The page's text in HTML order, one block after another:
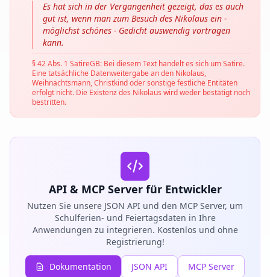
Es hat sich in der Vergangenheit gezeigt, das es auch
gut ist, wenn man zum Besuch des Nikolaus ein -
möglichst schönes - Gedicht auswendig vortragen
kann.
§ 42 Abs. 1 SatireGB: Bei diesem Text handelt es sich um Satire.
Eine tatsächliche Datenweitergabe an den Nikolaus,
Weihnachtsmann, Christkind oder sonstige festliche Entitäten
erfolgt nicht. Die Existenz des Nikolaus wird weder bestätigt noch
bestritten.
API & MCP Server für Entwickler
Nutzen Sie unsere JSON API und den MCP Server, um
Schulferien- und Feiertagsdaten in Ihre
Anwendungen zu integrieren. Kostenlos und ohne
Registrierung!
Dokumentation JSON API MCP Server